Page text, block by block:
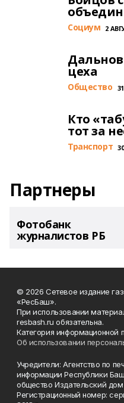
Cоциум 2
цеха
Общество
Кто
тот за
Транспорт
Партнеры
Фотобанк
журналистов РБ
© 2026 Сетевое издание
«РесБаш».
При использовании
resbash.ru обязательна.
Категория информационной
Об использовании
Учредители: Агентство по
информации Республики
общество Издательский
Регистрационный номер: